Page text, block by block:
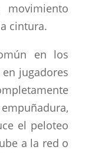
cintura.
en los
jugadores
el peloteo
a la red o